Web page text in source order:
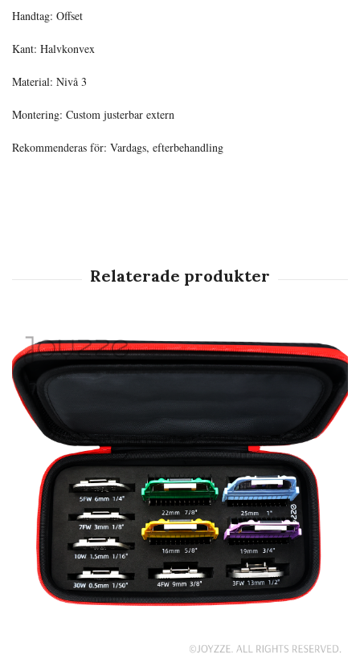
Handtag: Offset
Kant: Halvkonvex
Material: Nivå 3
Montering: Custom justerbar extern
Rekommenderas för: Vardags, efterbehandling